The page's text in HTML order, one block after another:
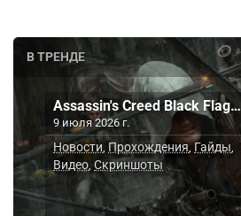
В ТРЕНДЕ
Assassin's Creed Black Flag…
9 июля 2026 г.
Новости, Прохождения, Гайды,
Видео,Скриншоты